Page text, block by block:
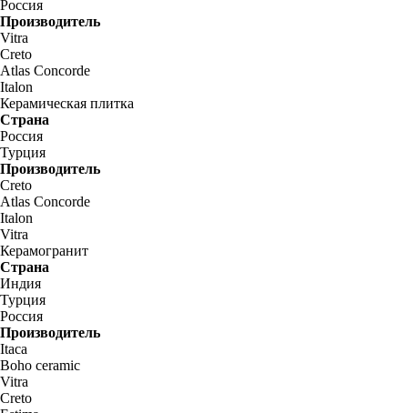
Россия
Производитель
Vitra
Creto
Atlas Concorde
Italon
Керамическая плитка
Страна
Россия
Турция
Производитель
Creto
Atlas Concorde
Italon
Vitra
Керамогранит
Страна
Индия
Турция
Россия
Производитель
Itaca
Boho ceramic
Vitra
Creto